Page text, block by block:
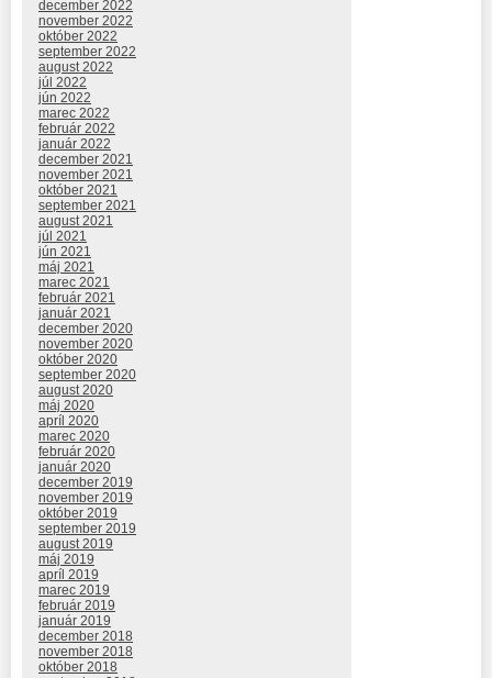
december 2022
november 2022
október 2022
september 2022
august 2022
júl 2022
jún 2022
marec 2022
február 2022
január 2022
december 2021
november 2021
október 2021
september 2021
august 2021
júl 2021
jún 2021
máj 2021
marec 2021
február 2021
január 2021
december 2020
november 2020
október 2020
september 2020
august 2020
máj 2020
apríl 2020
marec 2020
február 2020
január 2020
december 2019
november 2019
október 2019
september 2019
august 2019
máj 2019
apríl 2019
marec 2019
február 2019
január 2019
december 2018
november 2018
október 2018